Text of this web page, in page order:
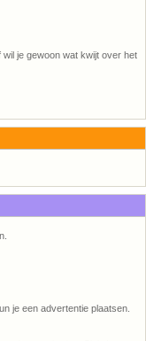
je gewoon wat kwijt over het
je een advertentie plaatsen.